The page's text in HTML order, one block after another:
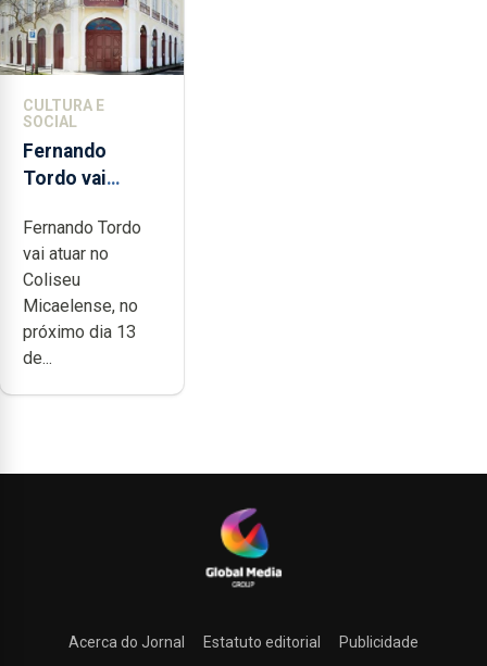
CULTURA E
SOCIAL
Fernando
Tordo vai
anos de
carreira no
Coliseu
Micaelense
Fernando Tordo
vai atuar no
Coliseu
Micaelense, no
próximo dia 13
de...
Acerca do Jornal Estatuto editorial Publicidade